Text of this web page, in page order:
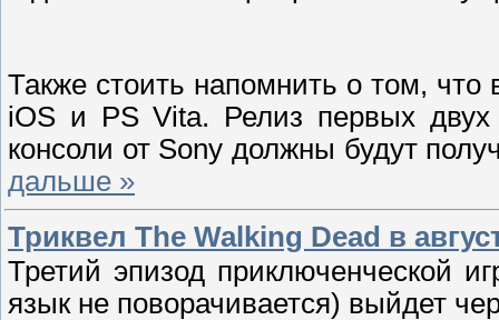
Также стоить напомнить о том, что
iOS и PS Vita. Релиз первых
консоли от Sony должны будут
дальше »
Триквел The Walking Dead в
Третий эпизод приключенческой
язык не поворачивается) выйдет